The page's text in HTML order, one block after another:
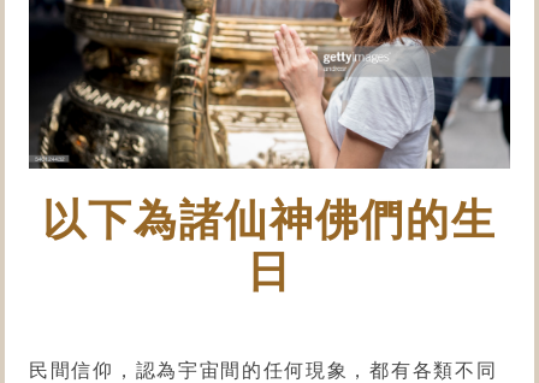
以下為諸仙神佛們的生
日
民間信仰，認為宇宙間的任何現象，都有各類不同